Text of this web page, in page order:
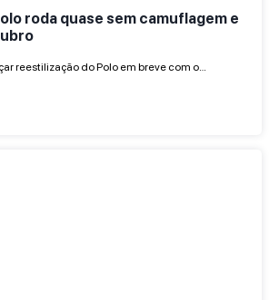
roda quase sem camuflagem e
reestilização do Polo em breve com o…